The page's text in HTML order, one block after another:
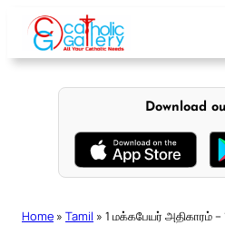
content
Download
Home » Tamil » 1 மக்கபேயர் அதிகாரம் –